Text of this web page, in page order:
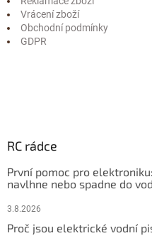
Vrácení zboží
Obchodní podmínky
GDPR
RC rádce
První pomoc pro
navlhne nebo spadne do
3.8.2026
Proč jsou elektrické vodní